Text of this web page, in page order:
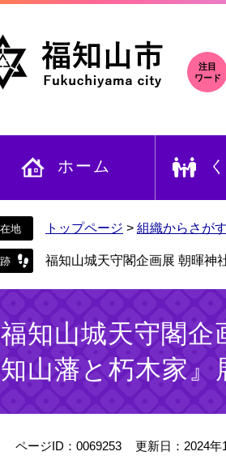
注目
ワード
ホーム
トップページ > 組織からさがす
福知山城天守閣企画展 朝暉神
福知山城天守閣企
知山藩と朽木家』
ページID：0069253 更新日：2024年